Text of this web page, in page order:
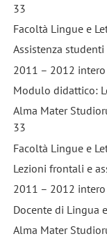
33
Facoltà Lingue e
Assistenza
2011 – 2012 intero
Modulo didattico:
Alma Mater
33
Facoltà Lingue e
Lezioni frontali e
2011 – 2012 intero
Docente di Lingua
Alma Mater